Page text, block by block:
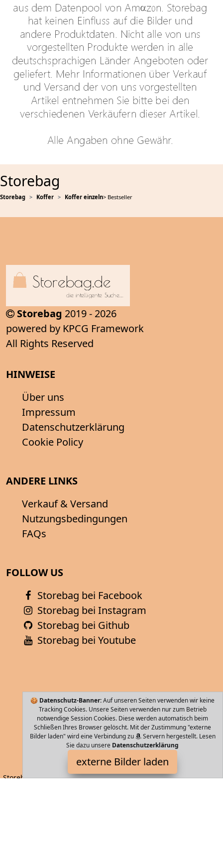
Storebag
Storebag Koffer Koffer einzeln> Bestseller
🍪 Datenschutz-Banner:Auf unseren Seiten verwenden wir keine
Tracking Cookies. Unsere Seiten verwenden nur zum Betrieb
notwendige Session Cookies. Diese werden automatisch beim
Schließen Ihres Browser gelöscht. Mit der Zustimmung "externe
Bilder laden" wird eine Verbindung zu
Servern hergestellt. Lesen
Sie dazu unsere Datenschutzerklärung
externe Bilder laden
Storebag 2019 - 2026
powered by KPCG Framework
All Rights Reserved
HINWEISE
Über uns
Impressum
Datenschutzerklärung
Cookie Policy
ANDERE LINKS
Verkauf & Versand
Nutzungsbedingungen
FAQs
FOLLOW US
Storebag bei Facebook
Storebag bei Instagram
Storebag bei Github
Storebag bei Youtube
Eastpak
Storebag - die einfachste und Schnellste Art Ihre nächste Tasche